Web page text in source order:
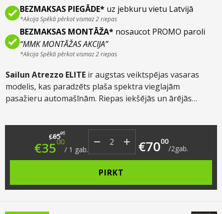
BEZMAKSAS PIEGĀDE* uz jebkuru vietu Latvijā
*Akcija Spēkā pērkot vismaz 2 riepas
BEZMAKSAS MONTĀŽA* nosaucot PROMO paroli
“MMK MONTĀŽAS AKCIJA”
*Akcija Spēkā pērkot vismaz 2 riepas
Sailun Atrezzo ELITE ir augstas veiktspējas vasaras
modelis, kas paradzēts plaša spektra vieglajām
pasažieru automašīnām. Riepas iekšējās un ārējās
trūkumiem iepriekš izstrādātajam Sailun Altrezzo
modelim.
€6500 Original price was: €65.00.
€3500 Current price is: €35.00.
/ 1 gab. €7000
/2gab.
PIRKT